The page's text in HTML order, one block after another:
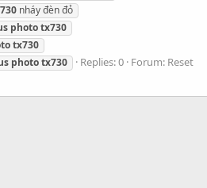
nháy đèn đỏ
phototx730
tx730
phototx730 Replies: 0 Forum: Reset